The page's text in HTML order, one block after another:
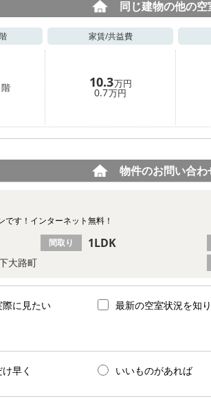
同じ建物の他の空
家賃/共益費
階 10.3万円
0.7万円
物件のお問い合わ
す！インターネット無料！
大路町
間取り 1LDK
に見たい 最新の空室状況を知
早く いいものがあれば